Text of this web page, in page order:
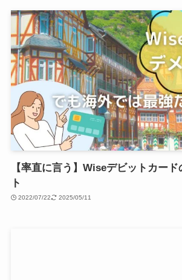
【率直に言う】Wiseデビットカー
ト
2022/07/22 2025/05/11